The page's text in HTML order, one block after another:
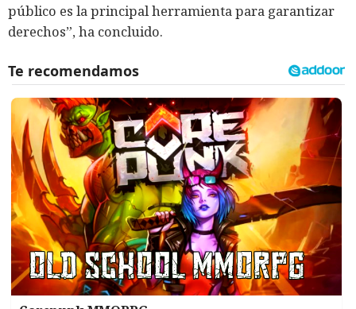
público es la principal herramienta para garantizar
derechos”, ha concluido.